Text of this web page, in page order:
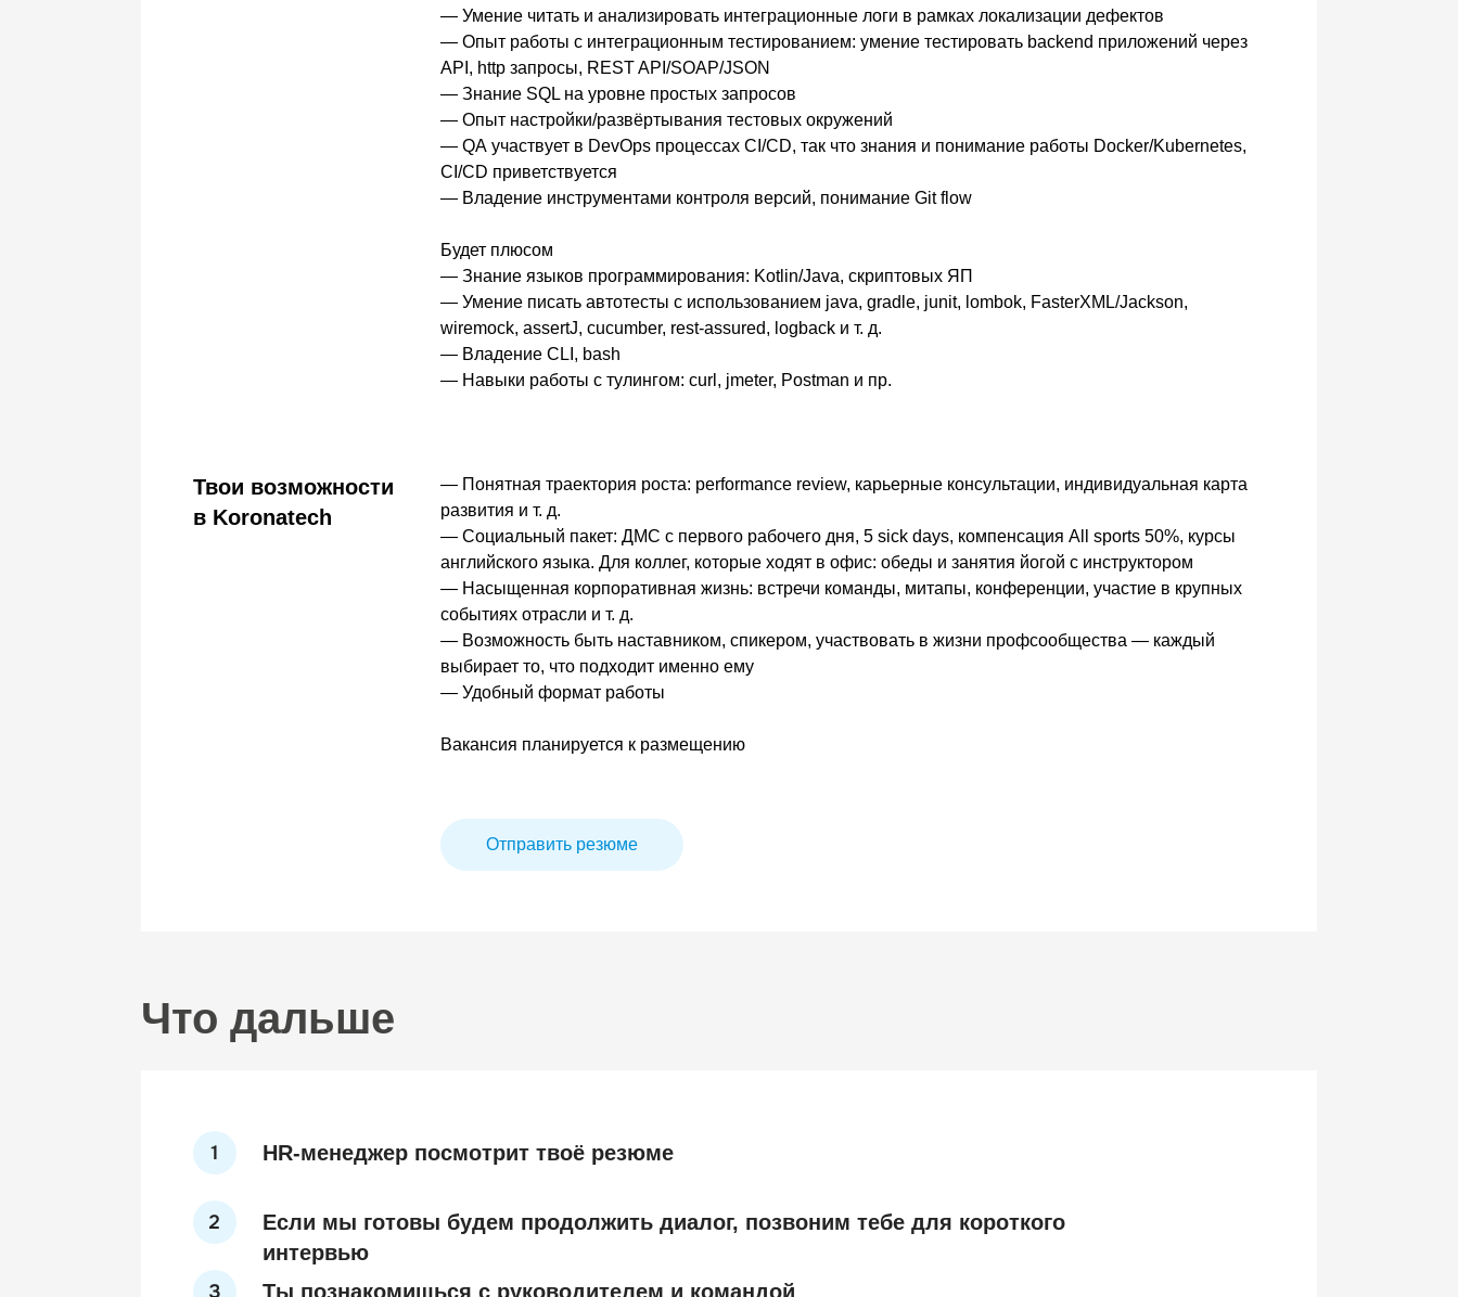
— Умение читать и анализировать интеграционные логи в рамках локализации дефектов
— Опыт работы с интеграционным тестированием: умение тестировать backend приложений через
API, http запросы, REST API/SOAP/JSON
— Знание SQL на уровне простых запросов
— Опыт настройки/развёртывания тестовых окружений
— QA участвует в DevOps процессах CI/CD, так что знания и понимание работы Docker/Kubernetes,
CI/CD приветствуется
— Владение инструментами контроля версий, понимание Git flow
Будет плюсом
— Знание языков программирования: Kotlin/Java, скриптовых ЯП
— Умение писать автотесты с использованием java, gradle, junit, lombok, FasterXML/Jackson,
wiremock, assertJ, cucumber, rest-assured, logback и т. д.
— Владение CLI, bash
— Навыки работы с тулингом: curl, jmeter, Postman и пр.
— Понятная траектория роста: performance review, карьерные консультации, индивидуальная карта
развития и т. д.
— Социальный пакет: ДМС с первого рабочего дня, 5 sick days, компенсация All sports 50%, курсы
английского языка. Для коллег, которые ходят в офис: обеды и занятия йогой с инструктором
— Насыщенная корпоративная жизнь: встречи команды, митапы, конференции, участие в крупных
событиях отрасли и т. д.
— Возможность быть наставником, спикером, участвовать в жизни профсообщества — каждый
выбирает то, что подходит именно ему
— Удобный формат работы
Вакансия планируется к размещению
Твои возможности
в Koronatech
Отправить резюме
Что дальше
HR-менеджер посмотрит твоё резюме
Если мы готовы будем продолжить диалог, позвоним тебе для короткого
интервью
Ты познакомишься с руководителем и командой